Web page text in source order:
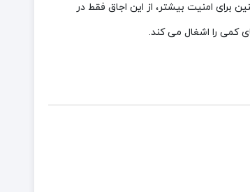
برای امنیت بیشتر، از این اجاق فقط در
کمی را اشغال می کند.